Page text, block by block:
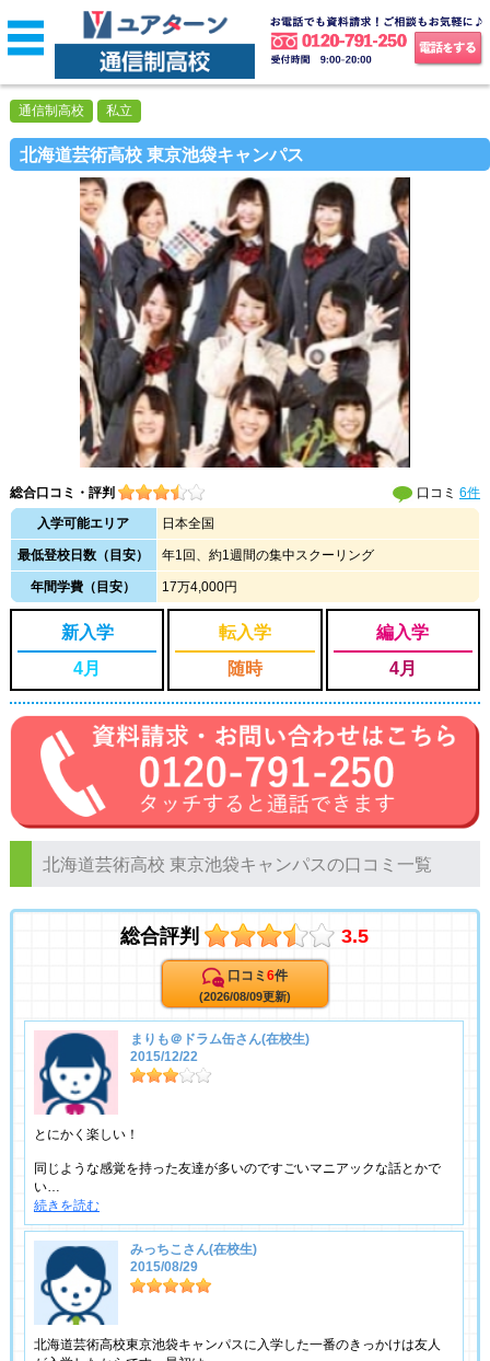
北海道芸術高校 東京池袋キャンパス
通信制高校 私立
総合口コミ・評判 口コミ6件
入学可能エリア
日本全国
最低登校日数（目安） 年1回、約1週間の集中スクーリング
年間学費（目安） 17万4,000円
新入学
4月
転入学
随時
編入学
4月
北海道芸術高校 東京池袋キャンパスの口コミ一覧
総合評判 3.5
口コミ 6件
(2026/08/09更新)
まりも＠ドラム缶さん(在校生)
2015/12/22
とにかく楽しい！
同じような感覚を持った友達が多いのですごいマニアックな話とかで
い…
続きを読む
みっちこさん(在校生)
2015/08/29
北海道芸術高校東京池袋キャンパスに入学した一番のきっかけは友人